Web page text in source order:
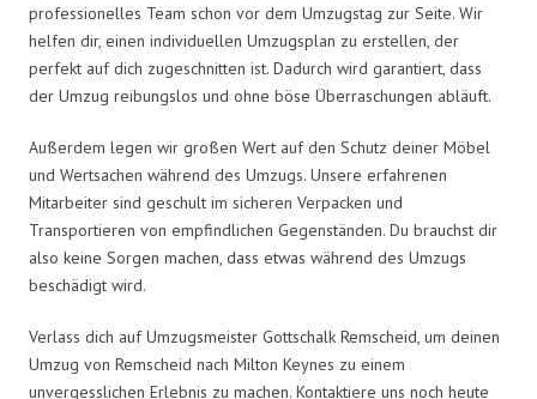
professionelles Team schon vor dem Umzugstag zur Seite. Wir
helfen dir, einen individuellen Umzugsplan zu erstellen, der
perfekt auf dich zugeschnitten ist. Dadurch wird garantiert, dass
der Umzug reibungslos und ohne böse Überraschungen abläuft.
Außerdem legen wir großen Wert auf den Schutz deiner Möbel
und Wertsachen während des Umzugs. Unsere erfahrenen
Mitarbeiter sind geschult im sicheren Verpacken und
Transportieren von empfindlichen Gegenständen. Du brauchst dir
also keine Sorgen machen, dass etwas während des Umzugs
beschädigt wird.
Verlass dich auf Umzugsmeister Gottschalk Remscheid, um deinen
Umzug von Remscheid nach Milton Keynes zu einem
unvergesslichen Erlebnis zu machen. Kontaktiere uns noch heute